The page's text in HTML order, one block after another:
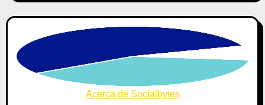
Acerca de Socialbytes